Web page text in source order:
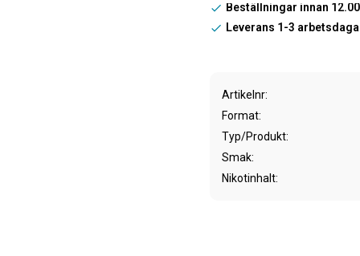
Beställningar innan
Leverans 1-3
Artikelnr
Format
Typ/Produkt
Smak
Nikotinhalt